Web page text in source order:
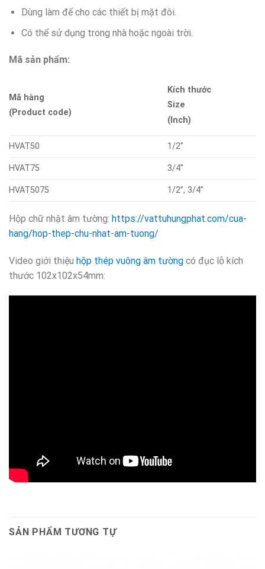
Dùng làm đế cho các thiết bị mặt đôi.
Có thể sử dụng trong nhà hoặc ngoài trời.
Mã sản phẩm:
Mã hàng
(Product code)
Kích thước
Size
(Inch)
HVAT50 1/2”
HVAT75 3/4”
HVAT5075 1/2”, 3/4”
Hộp chữ nhật âm tường: https://vattuhungphat.com/cua-
hang/hop-thep-chu-nhat-am-tuong/
Video giới thiệu hộp thép vuông âm tường có đục lỗ kích
thước 102x102x54mm:
SẢN PHẨM TƯƠNG TỰ